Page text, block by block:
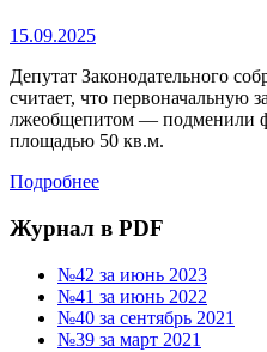
15.09.2025
Депутат Законодательного
считает, что первоначальную
лжеобщепитом — подменили
площадью 50 кв.м.
Подробнее
Журнал в PDF
№42 за июнь 2023
№41 за июнь 2022
№40 за сентябрь 2021
№39 за март 2021